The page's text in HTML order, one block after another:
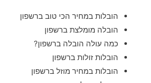
הובלות במחיר הכי טוב ברשפון
הובלה מומלצת ברשפון
כמה עולה הובלה ברשפון?
הובלות זולות ברשפון
הובלות במחיר מוזל ברשפון